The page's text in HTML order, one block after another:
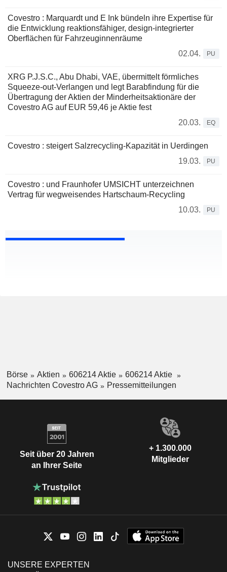
Covestro : Marquardt und E Ink bündeln ihre Expertise für
die Entwicklung reaktionsfähiger, design-integrierter
Oberflächen für Fahrzeuginnenräume
02.04.
PU
XRG P.J.S.C., Abu Dhabi, VAE, übermittelt förmliches
Squeeze-out-Verlangen und legt Barabfindung für die
Übertragung der Aktien der Minderheitsaktionäre der
Covestro AG auf EUR 59,46 je Aktie fest
20.03.
EQ
Covestro : steigert Salzrecycling-Kapazität in Uerdingen
19.03.
PU
Covestro : und Fraunhofer UMSICHT unterzeichnen
Vertrag für wegweisendes Hartschaum-Recycling
10.03.
PU
Börse Aktien 606214 Aktie
606214 Aktie
Nachrichten Covestro AG
Pressemitteilungen
Seit über 20 Jahren
an Ihrer Seite
+ 1.300.000
Mitglieder
UNSERE EXPERTEN